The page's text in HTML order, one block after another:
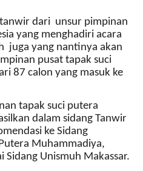
dari unsur pimpinan
yang menghadiri acara
juga yang nantinya akan
pusat tapak suci
87 calon yang masuk ke
tapak suci putera
dalam sidang Tanwir
ke Sidang
Muhammadiya,
Unismuh Makassar.